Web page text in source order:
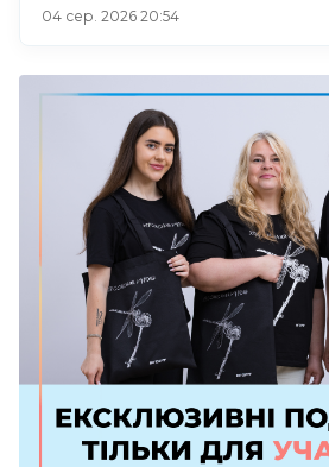
04 сер. 2026 20:54